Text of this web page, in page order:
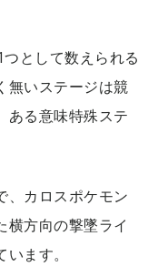
として数えられる
無いステージは競
ある意味特殊ステ
、カロスポケモン
横方向の撃墜ライ
ます。